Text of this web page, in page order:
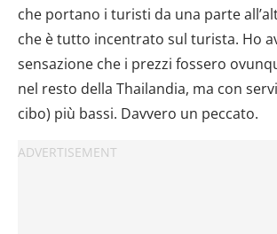
che portano i turisti da una parte
che è tutto incentrato sul turista. Ho
sensazione che i prezzi fossero
nel resto della Thailandia, ma con
cibo) più bassi. Davvero un peccato.